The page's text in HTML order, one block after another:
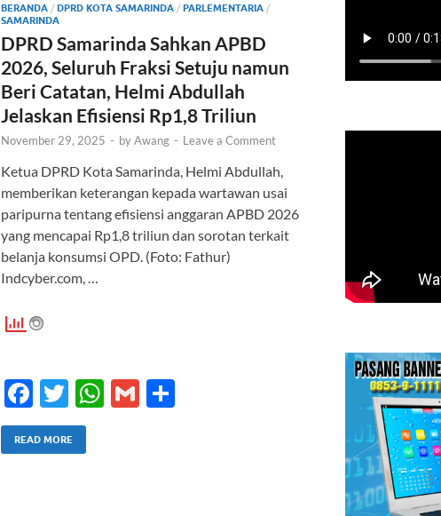
BERANDA / DPRD KOTA SAMARINDA / PARLEMENTARIA /
SAMARINDA
DPRD Samarinda Sahkan APBD
2026, Seluruh Fraksi Setuju namun
Beri Catatan, Helmi Abdullah
Jelaskan Efisiensi Rp1,8 Triliun
November 29, 2025 - byAwang - Leave a Comment
Ketua DPRD Kota Samarinda, Helmi Abdullah,
memberikan keterangan kepada wartawan usai
paripurna tentang efisiensi anggaran APBD 2026
yang mencapai Rp1,8 triliun dan sorotan terkait
belanja konsumsi OPD. (Foto: Fathur)
Indcyber.com, …
F
ac
e
T
w
itt
W G
READ MORE